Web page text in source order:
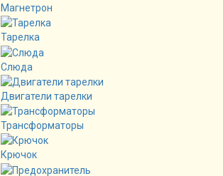
Магнетрон
Тарелка
Слюда
Двигатели тарелки
Трансформаторы
Крючок